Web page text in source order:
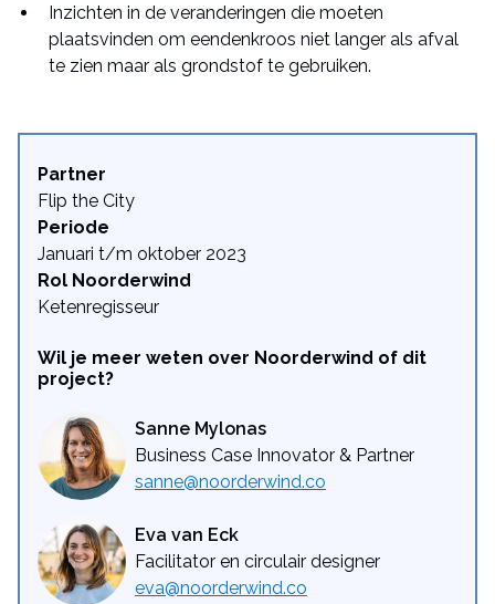
Inzichten in de veranderingen die moeten
plaatsvinden om eendenkroos niet langer als afval
te zien maar als grondstof te gebruiken.
Partner
Flip the City
Periode
Januari t/m oktober 2023
Rol Noorderwind
Ketenregisseur
Wil je meer weten over Noorderwind of dit
project?
Sanne Mylonas
Business Case Innovator & Partner
sanne@noorderwind.co
Eva van Eck
Facilitator en circulair designer
eva@noorderwind.co